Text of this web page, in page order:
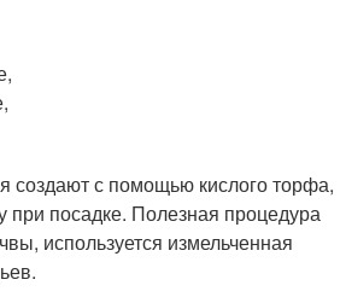
создают с помощью кислого торфа,
при посадке. Полезная процедура
используется измельченная